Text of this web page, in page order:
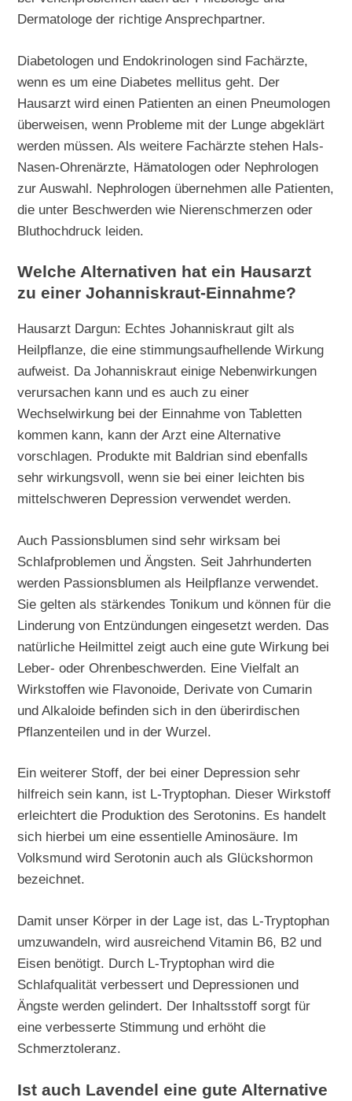
Dermatologe der richtige Ansprechpartner.
Diabetologen und Endokrinologen sind Fachärzte,
wenn es um eine Diabetes mellitus geht. Der
Hausarzt wird einen Patienten an einen Pneumologen
überweisen, wenn Probleme mit der Lunge abgeklärt
werden müssen. Als weitere Fachärzte stehen Hals-
Nasen-Ohrenärzte, Hämatologen oder Nephrologen
zur Auswahl. Nephrologen übernehmen alle Patienten,
die unter Beschwerden wie Nierenschmerzen oder
Bluthochdruck leiden.
Welche Alternativen hat ein Hausarzt
zu einer Johanniskraut-Einnahme?
Hausarzt Dargun: Echtes Johanniskraut gilt als
Heilpflanze, die eine stimmungsaufhellende Wirkung
aufweist. Da Johanniskraut einige Nebenwirkungen
verursachen kann und es auch zu einer
Wechselwirkung bei der Einnahme von Tabletten
kommen kann, kann der Arzt eine Alternative
vorschlagen. Produkte mit Baldrian sind ebenfalls
sehr wirkungsvoll, wenn sie bei einer leichten bis
mittelschweren Depression verwendet werden.
Auch Passionsblumen sind sehr wirksam bei
Schlafproblemen und Ängsten. Seit Jahrhunderten
werden Passionsblumen als Heilpflanze verwendet.
Sie gelten als stärkendes Tonikum und können für die
Linderung von Entzündungen eingesetzt werden. Das
natürliche Heilmittel zeigt auch eine gute Wirkung bei
Leber- oder Ohrenbeschwerden. Eine Vielfalt an
Wirkstoffen wie Flavonoide, Derivate von Cumarin
und Alkaloide befinden sich in den überirdischen
Pflanzenteilen und in der Wurzel.
Ein weiterer Stoff, der bei einer Depression sehr
hilfreich sein kann, ist L-Tryptophan. Dieser Wirkstoff
erleichtert die Produktion des Serotonins. Es handelt
sich hierbei um eine essentielle Aminosäure. Im
Volksmund wird Serotonin auch als Glückshormon
bezeichnet.
Damit unser Körper in der Lage ist, das L-Tryptophan
umzuwandeln, wird ausreichend Vitamin B6, B2 und
Eisen benötigt. Durch L-Tryptophan wird die
Schlafqualität verbessert und Depressionen und
Ängste werden gelindert. Der Inhaltsstoff sorgt für
eine verbesserte Stimmung und erhöht die
Schmerztoleranz.
Ist auch Lavendel eine gute Alternative